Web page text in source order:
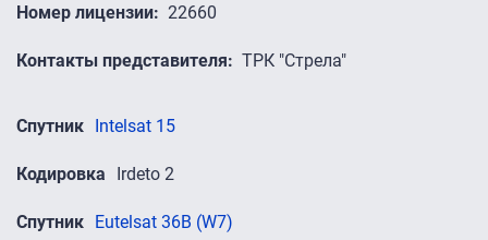
Номер лицензии 22660
Контакты представителя ТРК "Стрела"
Спутник Intelsat 15
Кодировка Irdeto 2
Спутник Eutelsat 36B (W7)